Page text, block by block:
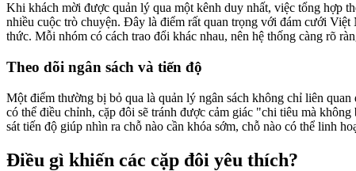
Khi khách mời được quản lý qua một kênh duy nhất, việc tổng hợp
nhiều cuộc trò chuyện. Đây là điểm rất quan trọng với đám cưới
thức. Mỗi nhóm có cách trao đổi khác nhau, nên hệ thống càng rõ
Theo dõi ngân sách và tiến độ
Một điểm thường bị bỏ qua là quản lý ngân sách không chỉ liên
có thể điều chỉnh, cặp đôi sẽ tránh được cảm giác "chi tiêu mà
sát tiến độ giúp nhìn ra chỗ nào cần khóa sớm, chỗ nào có thể linh
Điều gì khiến các cặp đôi yêu thích?